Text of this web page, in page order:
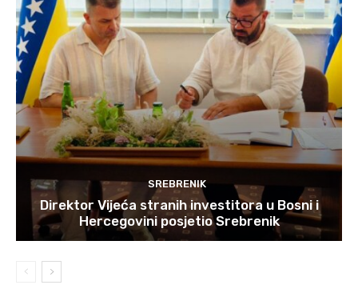
SREBRENIK
Direktor Vijeća stranih investitora u Bosni i
Hercegovini posjetio Srebrenik